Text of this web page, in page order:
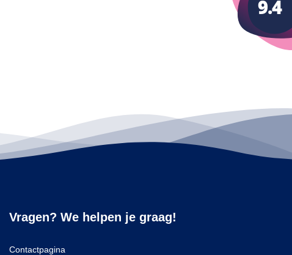
Vragen? We helpen je graag!
Contactpagina